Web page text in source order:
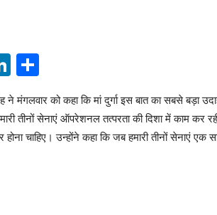
LinkedIn
Share
ने मंगलवार को कहा कि मां दुर्गा इस बात का सबसे बड़ा
तीनों सेनाएं ऑपरेशनल तत्परता की दिशा में काम कर
चाहिए। उन्होंने कहा कि जब हमारी तीनों सेनाएं एक